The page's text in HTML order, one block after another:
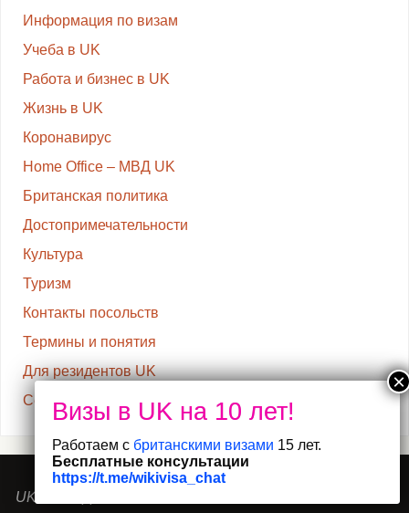
Информация по визам
Учеба в UK
Работа и бизнес в UK
Жизнь в UK
Коронавирус
Home Office – МВД UK
Британская политика
Достопримечательности
Культура
Туризм
Контакты посольств
Термины и понятия
Для резидентов UK
Семья в UK
UK Visa Application Centre. Moscow, Russia, 105120, 2nd
Работаем с британскими визами 15 лет.
Бесплатные консультации
https://t.me/wikivisa_chat